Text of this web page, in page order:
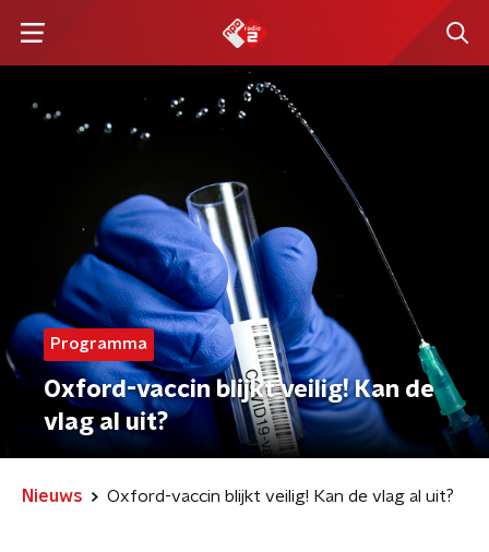
Programma
Oxford-vaccin blijkt veilig! Kan de
vlag al uit?
Nieuws Oxford-vaccin blijkt veilig! Kan de vlag al uit?